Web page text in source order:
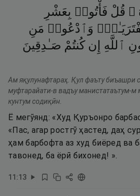
قُلْ فَأْتُوا۟ بِعَشْرِ
وَٱدْعُوا۟ مَنِ
ٱللَّهِ إِن كُنتُمْ صَـٰدِقِينَ
Ам яқулунафтараҳ. Қул фаъту биъашри
муфтарайати-в вадъу манистатаътум-м
кунтум содиқӣн.
Ё мегӯянд: «Худ Қуръонро
«Пас, агар ростгӯ ҳастед, даҳ
ҳам барбофта аз худ биёред ва
тавонед, ба ёрӣ бихонед! ».
11:13